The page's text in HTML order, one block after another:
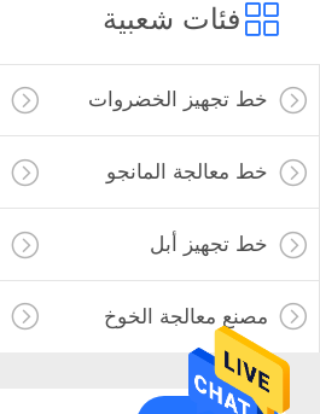
فئات شعبية
خط تجهيز الخضروات
خط معالجة المانجو
خط تجهيز أبل
مصنع معالجة الخوخ